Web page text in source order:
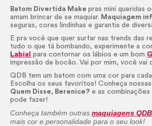
Batom Divertida Make pras mini queridas
amam brincar de se maquiar. Maquiagem
seguras, cores lindinhas e garantia de
E pra você que quer surfar nas trends das
tudo o que tá bombando, experimente a
Labial
para contornar os lábios e um bom
impressão de bocão. Vai por mim, você vai
QDB tem um batom com uma cor para
Escolha os seus favoritos! Conheça nossas
Quem Disse, Berenice? e as
pode fazer!
Conheça também outrasmaquiagens QDB
mais cor e personalidade para o seulook!